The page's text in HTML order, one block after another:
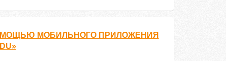
МОБИЛЬНОГО ПРИЛОЖЕНИЯ